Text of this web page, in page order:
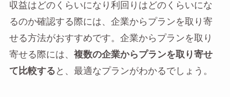
収益はどのくらいになり利回りはどのくらいにな
るのか確認する際には、企業からプランを取り寄
せる方法がおすすめです。企業からプランを取り
寄せる際には、 複数の企業からプランを取り寄せ
て比較する と、最適なプランがわかるでしょう。